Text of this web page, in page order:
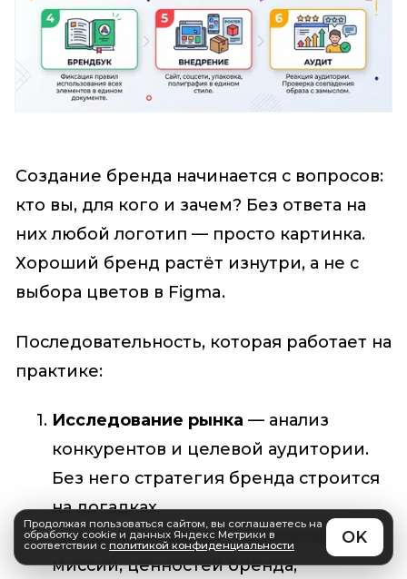
Продолжая пользоваться сайтом, вы соглашаетесь на
обработку cookie и данных Яндекс Метрики в
соответствии сполитикой конфиденциальности
Создание бренда начинается с вопросов:
кто вы, для кого и зачем? Без ответа на
них любой логотип — просто картинка.
Хороший бренд растёт изнутри, а не с
выбора цветов в Figma.
Последовательность, которая работает на
практике:
Исследование рынка — анализ
конкурентов и целевой аудитории.
Без него стратегия бренда строится
на догадках.
Бренд-платформа— формулировка
миссии, ценностей бренда,